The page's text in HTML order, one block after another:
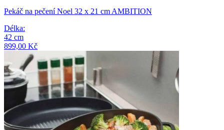
Pekáč na pečení Noel 32 x 21 cm AMBITION
Délka:
42 cm
899,00 Kč